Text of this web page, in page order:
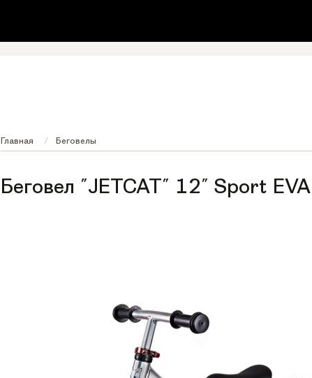
Главная Беговелы
Беговел "JETCAT" 12" Sport EVA